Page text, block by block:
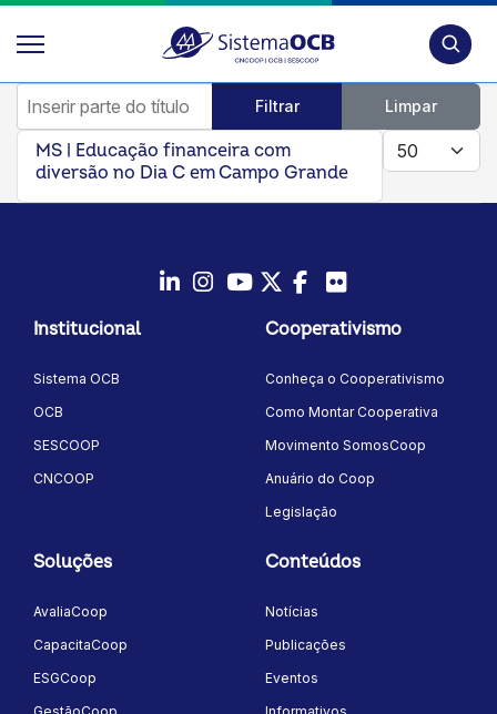
Inserir parte do título
Filtrar Limpar
Mostrar #
MS | Educação financeira com
diversão no Dia C em Campo Grande
Instagram
YoutubeTwitter/X
Facebook
Institucional
Sistema OCB
OCB
SESCOOP
CNCOOP
Cooperativismo
Conheça o Cooperativismo
Como Montar Cooperativa
Movimento SomosCoop
Anuário do Coop
Legislação
Soluções
AvaliaCoop
CapacitaCoop
ESGCoop
Conteúdos
Notícias
Publicações
Eventos